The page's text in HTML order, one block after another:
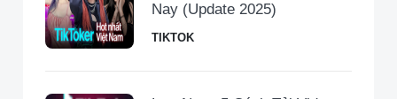
Nay (Update 2025)
TIKTOK